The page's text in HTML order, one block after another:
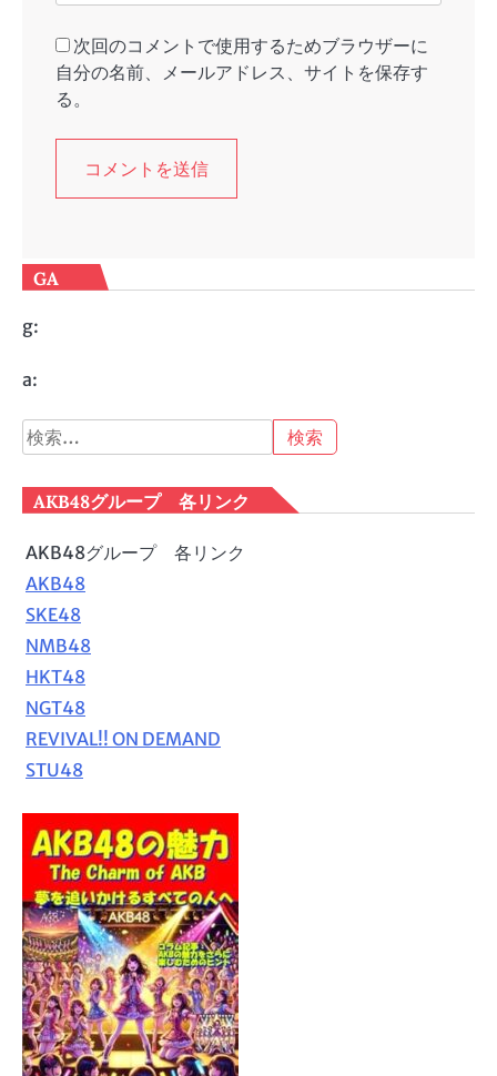
次回のコメントで使用するためブラウザーに
自分の名前、メールアドレス、サイトを保存す
る。
GA
g:
a:
検
索:
AKB48グループ 各リンク
AKB48グループ 各リンク
AKB48
SKE48
NMB48
HKT48
NGT48
REVIVAL!! ON DEMAND
STU48